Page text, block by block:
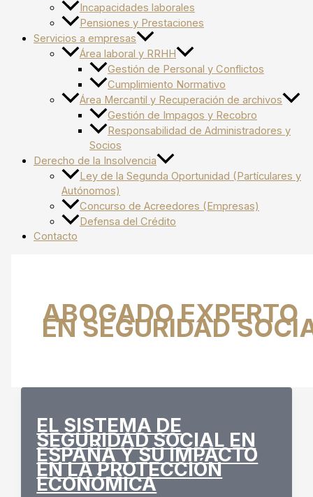
Incapacidades laborales
Pensiones y Prestaciones
Servicios a empresas
Área laboral y RRHH
Gestión de Personal y Conflictos
Cumplimiento Normativo
Área Mercantil y Recuperación de archivos
Gestión de Impagos y Recobro
Responsabilidad de Administradores y
Socios
Derecho de la Insolvencia
Ley de la Segunda Oportunidad (Partículares y
Autónomos)
Concurso de Acreedores (Empresas)
Defensa del Crédito
Contacto
ABOGADO EXPERTO
EN SEGURIDAD
EL SISTEMA DE
SEGURIDAD SOCIAL EN
ESPAÑA Y SU IMPACTO
EN LA PROTECCIÓN
ECONÓMICA